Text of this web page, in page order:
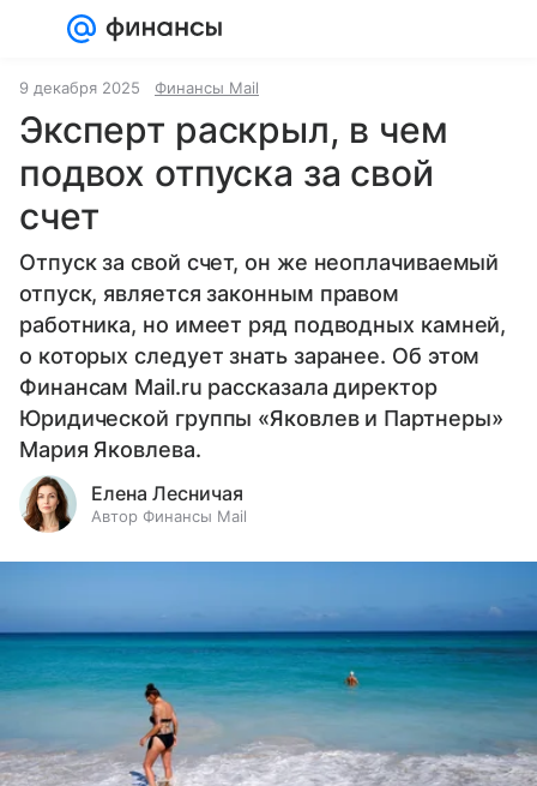
9 декабря 2025 Финансы Mail
Эксперт раскрыл, в чем
подвох отпуска за свой
счет
Отпуск за свой счет, он же неоплачиваемый
отпуск, является законным правом
работника, но имеет ряд подводных камней,
о которых следует знать заранее. Об этом
Финансам Mail.ru рассказала директор
Юридической группы «Яковлев и Партнеры»
Мария Яковлева.
Елена Лесничая
Автор Финансы Mail